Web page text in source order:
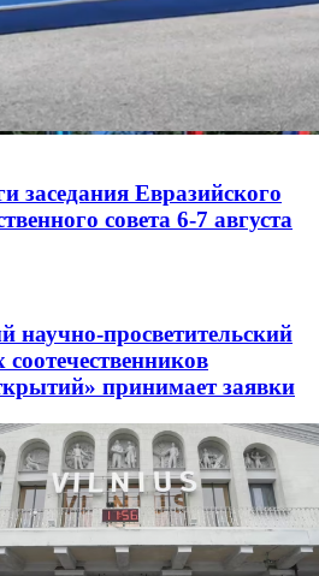
заседания Евразийского
совета 6-7 августа
просветительский
принимает заявки